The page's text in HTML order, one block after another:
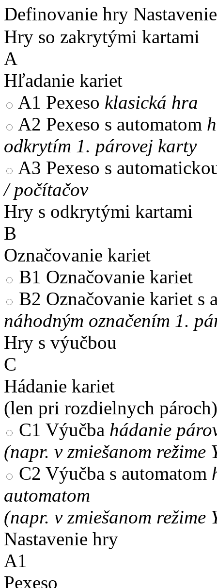
Definovanie hry
Hry so zakrytými kartami
A
Hľadanie kariet
A1 Pexeso klasická hra
A2 Pexeso s automatom
odkrytím 1. párovej karty
A3 Pexeso s
/ počítačov
Hry s odkrytými kartami
B
Označovanie kariet
B1 Označovanie kariet
B2 Označovanie kariet s
náhodným označením 1.
Hry s výučbou
C
Hádanie kariet
(len pri rozdielnych pároch)
C1 Výučba hádanie
(napr. v zmiešanom režime
C2 Výučba s automatom
automatom
(napr. v zmiešanom režime
Nastavenie hry
A1
Pexeso